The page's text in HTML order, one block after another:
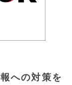
への対策を